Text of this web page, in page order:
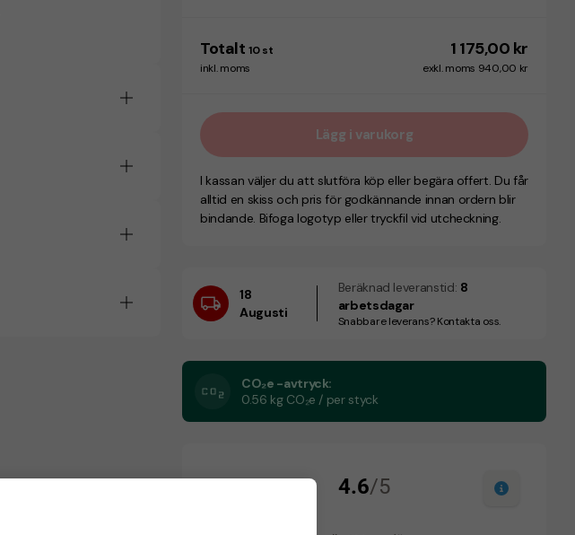
Totalt 10 st 1 175,00 kr
inkl. moms exkl. moms 940,00 kr
Lägg i varukorg
I kassan väljer du att slutföra köp eller begära offert. Du får
alltid en skiss och pris för godkännande innan ordern blir
bindande. Bifoga logotyp eller tryckfil vid utcheckning.
18
Augusti
Beräknad leveranstid: 8
arbetsdagar
Snabbare leverans? Kontakta oss.
CO₂e -avtryck:
0.56 kg CO₂e / per styck